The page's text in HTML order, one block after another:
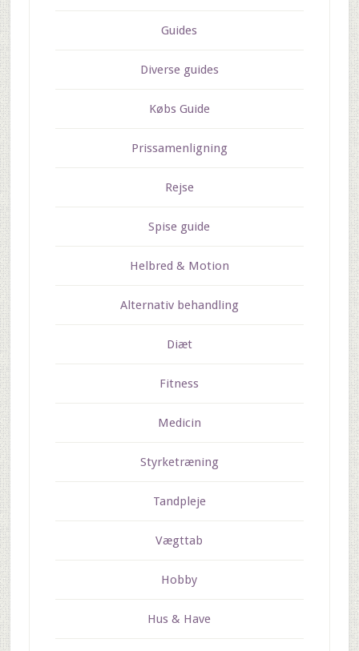
Guides
Diverse guides
Købs Guide
Prissamenligning
Rejse
Spise guide
Helbred & Motion
Alternativ behandling
Diæt
Fitness
Medicin
Styrketræning
Tandpleje
Vægttab
Hobby
Hus & Have